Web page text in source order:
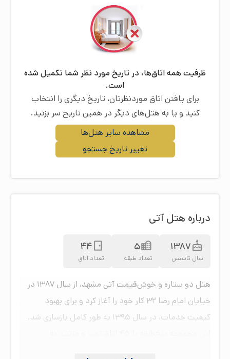
ظرفیت همه اتاق‌ها، در تاریخ مورد نظر شما تکمیل شده
است.
برای یافتن اتاق موردنظرتان، تاریخ دیگری را انتخاب
کنید و یا به هتل‌های دیگر در همین تاریخ سر بزنید.
تغییر تاریخ جستجو
مشاهده سایر هتل‌ها
درباره هتل آتی
1387
سال تاسیس
5
تعداد طبقه
44
تعداد اتاق
هتل دو ستاره و خوش‌قیمت آتی مشهد، از سال ۱۳۸۷ در
خیابان امام رضا ۳۲ کار خود را آغاز کرد و برای بهبود
کیفیت خدمات، در سال ۱۳۹۵ به طور کامل بازسازی شد.